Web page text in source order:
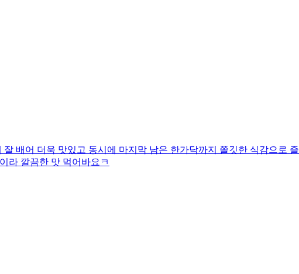
배어 더욱 맛있고 동시에 마지막 남은 한가닥까지 쫄깃한 식감으로
라 깔끔한 맛 먹어바요ㅋ